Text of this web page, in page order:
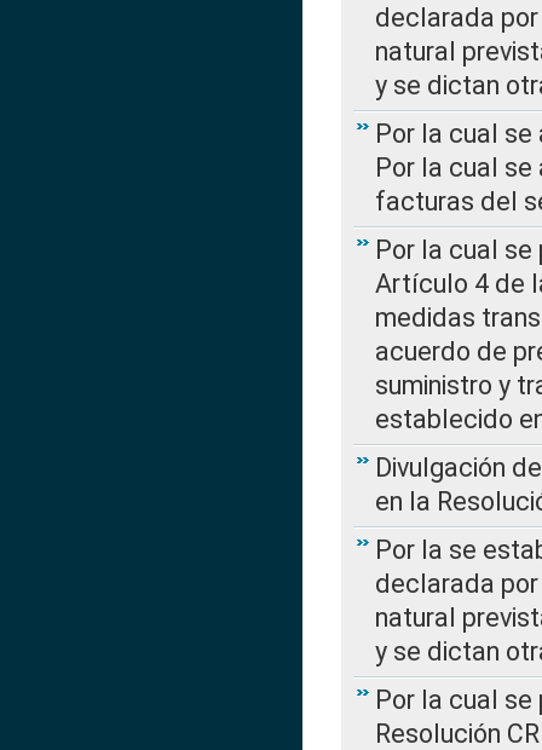
declarada
natural
y se dictan
Por la cual se
Por la cual
facturas del
Por la cual
Artículo 4 de
medidas
acuerdo de
suministro y
establecido
Divulgación
en la
Por la se
declarada
natural
y se dictan
Por la cual
Resolución